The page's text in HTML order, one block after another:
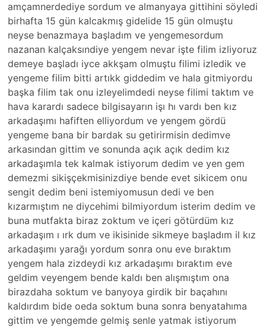
amçamnerdediye sordum ve almanyaya gittihini söyledi
birhafta 15 gün kalcakmış gidelide 15 gün olmuştu
neyse benazmaya başladım ve yengemesordum
nazanan kalçaksındiye yengem nevar işte filim izliyoruz
demeye başladı iyce akkşam olmuştu filimi izledik ve
yengeme filim bitti artıkk giddedim ve hala gitmiyordu
başka filim tak onu izleyelimdedi neyse filimi taktım ve
hava karardı sadece bilgisayarın işı hı vardı ben kız
arkadaşımı hafiften elliyordum ve yengem gördü
yengeme bana bir bardak su getirirmisin dedimve
arkasından gittim ve sonunda açık açık dedim kız
arkadaşımla tek kalmak istiyorum dedim ve yen gem
demezmi sikişçekmisinizdiye bende evet sikicem onu
sengit dedim beni istemiyomusun dedi ve ben
kızarmıştım ne diycehimi bilmiyordum isterim dedim ve
buna mutfakta biraz zoktum ve içeri götürdüm kız
arkadaşım ı ırk dum ve ikisinide sikmeye başladım il kız
arkadaşımı yarağı yordum sonra onu eve bıraktım
yengem hala zizdeydi kız arkadaşımı bıraktım eve
geldim veyengem bende kaldı ben alışmıştım ona
birazdaha soktum ve banyoya girdik bir baçahını
kaldırdım bide oeda soktum buna sonra benyatahıma
gittim ve yengemde gelmiş senle yatmak istiyorum